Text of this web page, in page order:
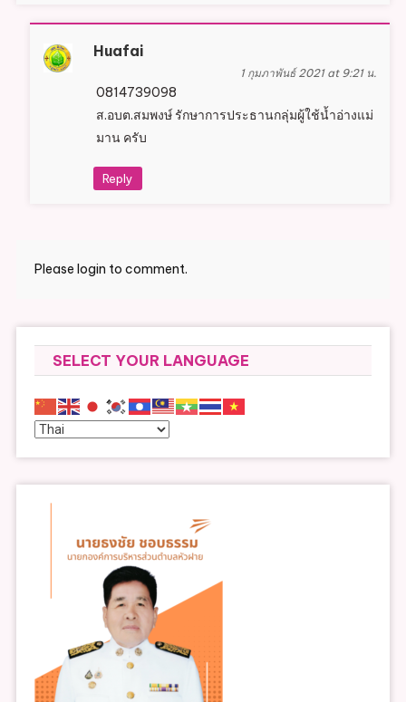
Huafai
1 กุมภาพันธ์ 2021 at 9:21 น.
0814739098
ส.อบต.สมพงษ์ รักษาการประธานกลุ่มผู้ใช้น้ำอ่างแม่
มาน ครับ
Reply
Please login to comment.
SELECT YOUR LANGUAGE